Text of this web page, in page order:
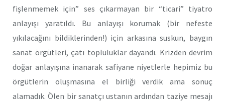
fişlenmemek için” ses çıkarmayan bir “ticari” tiyatro
anlayışı yaratıldı. Bu anlayışı korumak (bir nefeste
yıkılacağını bildiklerinden!) için arkasına suskun, baygın
sanat örgütleri, çatı topluluklar dayandı. Krizden devrim
doğar anlayışına inanarak safiyane niyetlerle hepimiz bu
örgütlerin oluşmasına el birliği verdik ama sonuç
alamadık. Ölen bir sanatçı ustanın ardından taziye mesajı